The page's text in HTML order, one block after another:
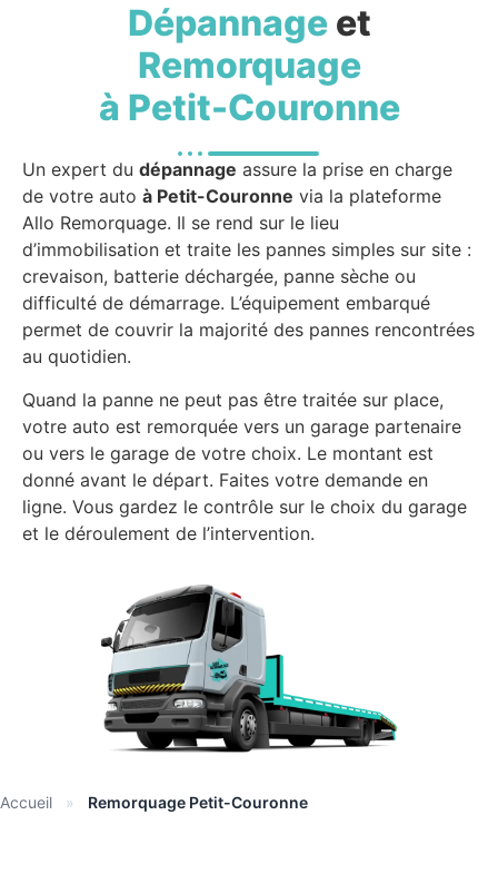
Dépannageet
Remorquage
à Petit-Couronne
Un expert du dépannage assure la prise en charge
de votre auto à Petit-Couronne via la plateforme
Allo Remorquage. Il se rend sur le lieu
d’immobilisation et traite les pannes simples sur site :
crevaison, batterie déchargée, panne sèche ou
difficulté de démarrage. L’équipement embarqué
permet de couvrir la majorité des pannes rencontrées
au quotidien.
Quand la panne ne peut pas être traitée sur place,
votre auto est remorquée vers un garage partenaire
ou vers le garage de votre choix. Le montant est
donné avant le départ. Faites votre demande en
ligne. Vous gardez le contrôle sur le choix du garage
et le déroulement de l’intervention.
Accueil » Remorquage Petit-Couronne